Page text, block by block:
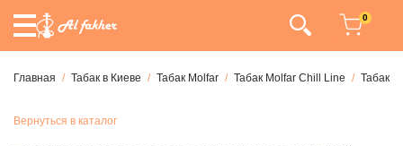
0
Главная Табак в Киеве Табак Molfar Табак Molfar Chill Line Табак
Вернуться в каталог